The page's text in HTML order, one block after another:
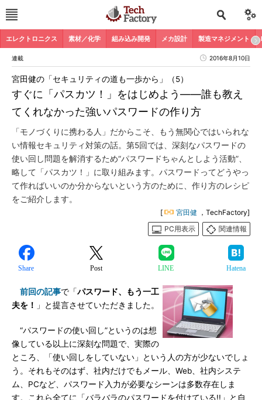
エレクトロニクス 素材／化学 組み込み開発 メカ設計 製造マネジメント
連載 2016年8月10日
すぐに「パスカツ！」をはじめよう――誰も教え
てくれなかった強いパスワードの作り方
宮田健の「セキュリティの道も一歩から」（5）
「モノづくりに携わる人」だからこそ、もう無関心ではいられな
い情報セキュリティ対策の話。第5回では、深刻なパスワードの
使い回し問題を解消するため“パスワードちゃんとしよう活動”、
略して「パスカツ！」に取り組みます。パスワードってどうやっ
て作ればいいのか分からないという方のために、作り方のレシピ
をご紹介します。
[ 宮田健 ，TechFactory]
PC用表示
関連情報
Share Post LINE Hatena
前回の記事で「パスワード、もう一工
夫を！
」と提言させていただきました。
“パスワードの使い回し”というのは想
像している以上に深刻な問題で、実際の
ところ、「使い回しをしていない」という人の方が少ないでしょ
う。それもそのはず、社内だけでもメール、Web、社内システ
ム、PCなど、パスワード入力が必要なシーンは多数存在しま
す。これら全てに「バラバラのパスワードを付けている!!」と自